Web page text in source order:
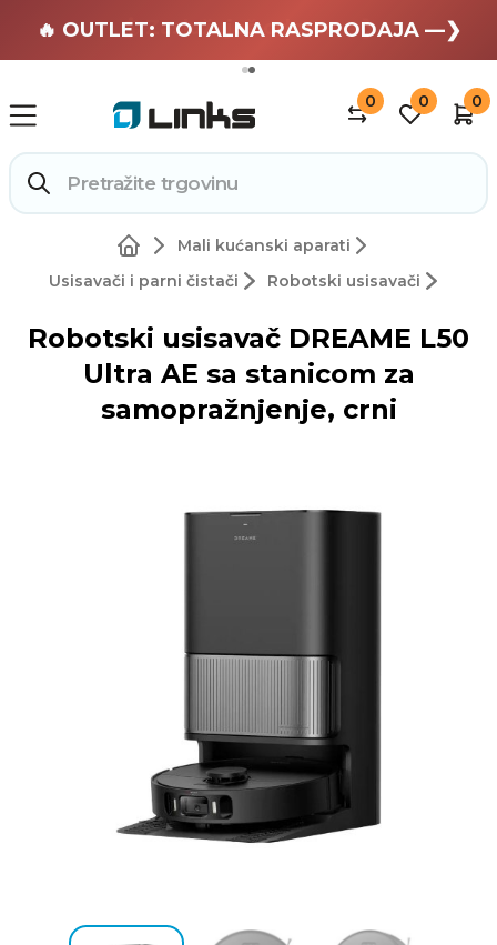
🏄 Zaslužuješ odmor —❯
🔥 OUTLET: TOTALNA RASPRODAJA —❯
0 0 0
Mali kućanski aparati
Usisavači i parni čistači
Robotski usisavači
Robotski usisavač DREAME L50
Ultra AE sa stanicom za
samopražnjenje, crni